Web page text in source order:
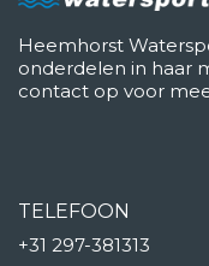
Heemhorst
onderdelen in haar
contact op voor
TELEFOON
+31 297-381313